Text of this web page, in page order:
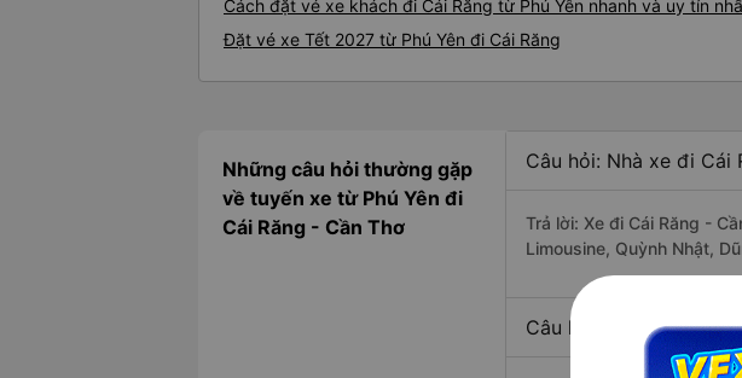
Cách đặt vé xe khách đi Cái Răng từ Phú Yên nhanh và uy tín
Đặt vé xe Tết 2027 từ Phú Yên đi Cái Răng
Những câu hỏi thường gặp
về tuyến xe từ Phú Yên đi
Cái Răng - Cần Thơ
Câu hỏi: Nhà xe đi Cái
Trả lời: Xe đi Cái Răng -
Limousine, Quỳnh Nhật,
Câu hỏi: Xe nào đi Cái